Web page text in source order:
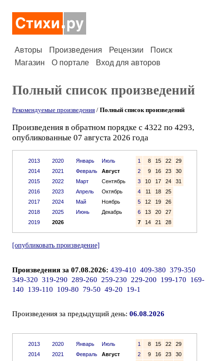
Авторы Произведения Рецензии
Поиск
Магазин
О портале Вход для авторов
Полный список произведений
Рекомендуемые произведения / Полный список произведений
Произведения в обратном порядке с 4322 по 4293,
опубликованные 07 августа 2026 года
2013
2014
2015
2016
2017
2018
2019
2020
2021
2022
2023
2024
2025
2026
Январь
Июль
Февраль
Август
Март
Сентябрь
Апрель
Октябрь
Май
Ноябрь
Июнь
Декабрь
1 8 15 22
29
2
9 16 23
30
3
10 17 24
31
4
11 18
25
5
12 19
26
6
13 20
27
7
14 21 28
[опубликовать произведение]
Произведения за 07.08.2026: 439-410 409-380 379-350
349-320 319-290 289-260 259-230 229-200 199-170
169-
140
139-110 109-80 79-50 49-20 19-1
Произведения за предыдущий день: 06.08.2026
2013
2014
2020
2021
Январь
Июль
Февраль
Август
1 8 15 22
29
2
9 16 23
30